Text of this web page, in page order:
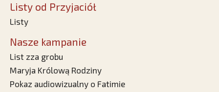
Listy od Przyjaciół
Listy
Nasze kampanie
List zza grobu
Maryja Królową Rodziny
Pokaz audiowizualny o Fatimie